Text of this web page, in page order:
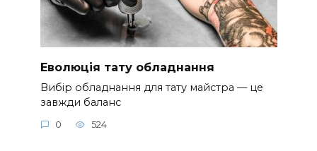
Еволюція тату обладнання
Вибір обладнання для тату майстра — це
завжди баланс
0 524